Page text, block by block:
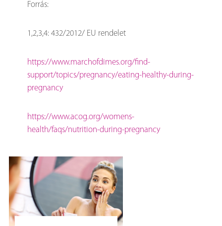
Forrás:
1,2,3,4: 432/2012/ EU rendelet
https://www.marchofdimes.org/find-
support/topics/pregnancy/eating-healthy-during-
pregnancy
https://www.acog.org/womens-
health/faqs/nutrition-during-pregnancy